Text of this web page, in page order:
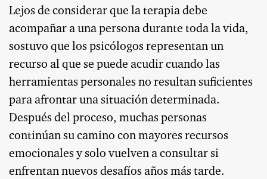
Lejos de considerar que la terapia debe
acompañar a una persona durante toda la vida,
sostuvo que los psicólogos representan un
recurso al que se puede acudir cuando las
herramientas personales no resultan suficientes
para afrontar una situación determinada.
Después del proceso, muchas personas
continúan su camino con mayores recursos
emocionales y solo vuelven a consultar si
enfrentan nuevos desafíos años más tarde.